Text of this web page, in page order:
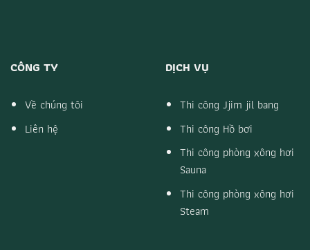
CÔNG TY
Về chúng tôi
Liên hệ
DỊCH VỤ
Thi công Jjim jil bang
Thi công Hồ bơi
Thi công phòng xông hơi
Sauna
Thi công phòng xông hơi
Steam